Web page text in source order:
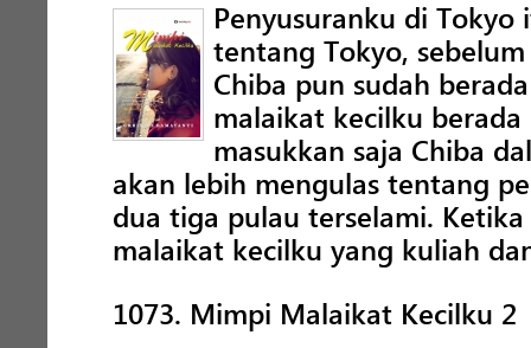
Penyusuranku di Tokyo
tentang Tokyo,
Chiba pun sudah
malaikat kecilku berada
masukkan saja Chiba
akan lebih mengulas tentang
dua tiga pulau terselami.
malaikat kecilku yang kuliah
1073. Mimpi Malaikat Kecilku 2